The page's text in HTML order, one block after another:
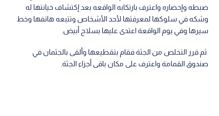
ضبطه وإحضاره واعترف بارتكابه الواقعه بعد إكتشاف خيانتها له
وشكه في سلوكها لمعرفتها لأحد الأشخاص وتتبعه هاتفها وخط
سيرها وفي يوم الواقعة اعتدى عليها بسلاح أبيض.
ثم قرر التخلص من الجثة فقام بتقطيعها وألقى بالجثمان في
صندوق القمامة واعترف على مكان باقى أجزاء الجثة.